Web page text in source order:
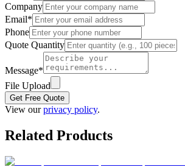
Company
Email*
Phone
Quote Quantity
Message*
File Upload
Get Free Quote
View our privacy policy.
Related Products